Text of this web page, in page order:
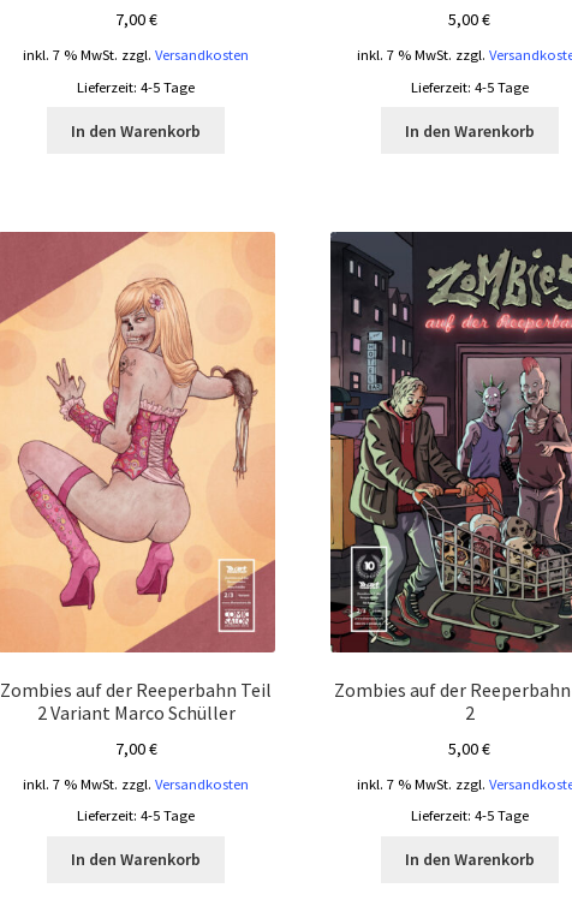
7,00€
inkl. 7 % MwSt. zzgl.Versandkosten
Lieferzeit:4-5 Tage
In den Warenkorb
5,00€
inkl. 7 % MwSt. zzgl.
Lieferzeit: 4-5 Tage
In den Warenkorb
Zombies auf der Reeperbahn Teil
2 Variant Marco Schüller
7,00€
inkl. 7 % MwSt. zzgl.Versandkosten
Lieferzeit:4-5 Tage
In den Warenkorb
Zombies auf der
2
5,00€
inkl. 7 % MwSt. zzgl.
Lieferzeit: 4-5 Tage
In den Warenkorb